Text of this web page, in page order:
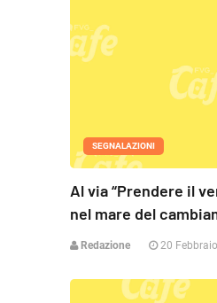
SEGNALAZIONI
Al via “Prendere il
nel mare del
Redazione 20